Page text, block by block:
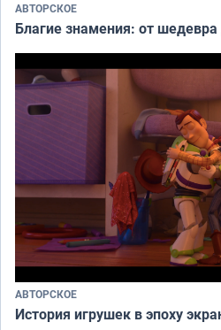
АВТОРСКОЕ
Благие знамения: от
АВТОРСКОЕ
История игрушек в эпоху